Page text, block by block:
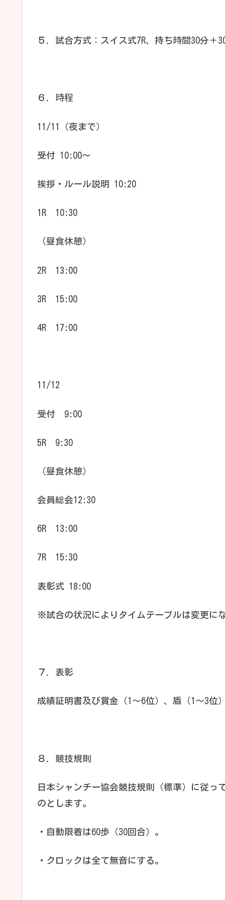
５．試合方式：スイス式7R、持ち時間30分＋
６．時程
11/11（夜まで）
受付 10:00～
挨拶・ルール説明 10:20
1R 10:30
（昼食休憩）
2R 13:00
3R 15:00
4R 17:00
11/12
受付 9:00
5R 9:30
（昼食休憩）
会員総会12:30
6R 13:00
7R 15:30
表彰式 18:00
※試合の状況によりタイムテーブルは変更に
７．表彰
成績証明書及び賞金（1～6位）、盾（1～3位
８．競技規則
日本シャンチー協会競技規則（標準）に従っ
のとします。
・自動限着は60歩（30回合）。
・クロックは全て無音にする。